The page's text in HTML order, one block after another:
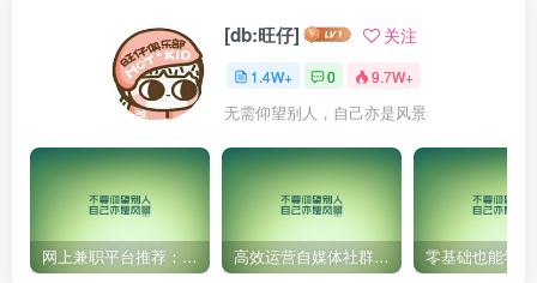
[db:旺仔] 关注
1.4W+ 0 9.7W+
无需仰望别人，自己亦是风景
网上兼职平台推荐：国外网赚任务！ 高效运营自媒体社群，让内容更有价值！